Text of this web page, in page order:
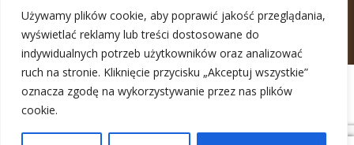
Używamy plików cookie, aby poprawić jakość przeglądania,
wyświetlać reklamy lub treści dostosowane do
indywidualnych potrzeb użytkowników oraz analizować
ruch na stronie. Kliknięcie przycisku „Akceptuj wszystkie”
oznacza zgodę na wykorzystywanie przez nas plików
cookie.
© Animal4You 2026